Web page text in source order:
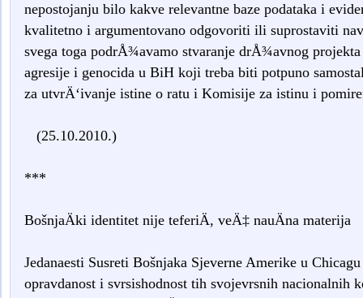
nepostojanju bilo kakve relevantne baze podataka i
kvalitetno i argumentovano odgovoriti ili suprostaviti
svega toga podrÅ¾avamo stvaranje drÅ¾avnog
agresije i genocida u BiH koji treba biti potpuno
za utvrÄ‘ivanje istine o ratu i Komisije za istinu i
(25.10.2010.)
***
BošnjaÄki identitet nije teferiÄ, veÄ‡ nauÄna materija
Jedanaesti Susreti Bošnjaka Sjeverne Amerike u
opravdanost i svrsishodnost tih svojevrsnih nacionalnih